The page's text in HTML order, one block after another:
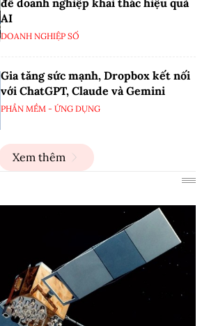
AI
DOANH NGHIỆP SỐ
Gia tăng sức mạnh, Dropbox kết nối
với ChatGPT, Claude và Gemini
PHẦN MỀM - ỨNG DỤNG
Xem thêm